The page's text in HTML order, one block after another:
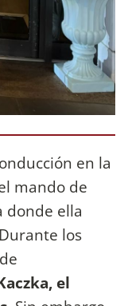
en la
mando de
donde ella
Durante los
el